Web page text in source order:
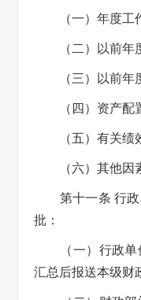
（一）年度工作
（二）以前年度
（三）以前年度
（四）资产配置
（五）有关绩效
（六）其他因
第十一条 行政
批：
（一）行政单
汇总后报送本级财